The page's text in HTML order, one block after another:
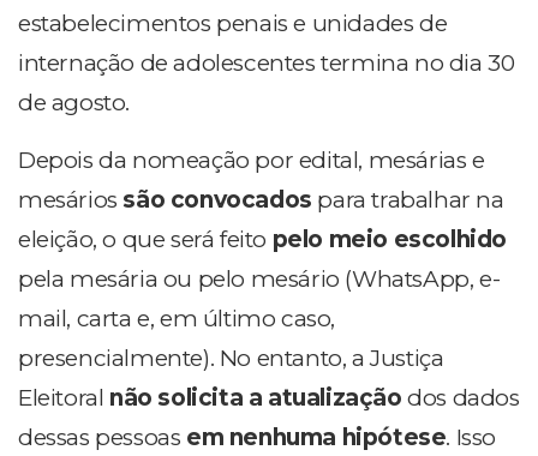
estabelecimentos penais e unidades de
internação de adolescentes termina no dia 30
de agosto.
Depois da nomeação por edital, mesárias e
mesários são convocados para trabalhar na
eleição, o que será feito pelo meio escolhido
pela mesária ou pelo mesário (WhatsApp, e-
mail, carta e, em último caso,
presencialmente). No entanto, a Justiça
Eleitoral não solicita a atualização dos dados
dessas pessoas em nenhuma hipótese. Isso